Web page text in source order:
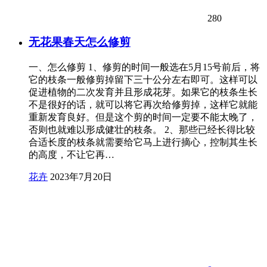
280
无花果春天怎么修剪
一、怎么修剪 1、修剪的时间一般选在5月15号前后，将
它的枝条一般修剪掉留下三十公分左右即可。这样可以
促进植物的二次发育并且形成花芽。如果它的枝条生长
不是很好的话，就可以将它再次给修剪掉，这样它就能
重新发育良好。但是这个剪的时间一定要不能太晚了，
否则也就难以形成健壮的枝条。 2、那些已经长得比较
合适长度的枝条就需要给它马上进行摘心，控制其生长
的高度，不让它再…
花卉 2023年7月20日